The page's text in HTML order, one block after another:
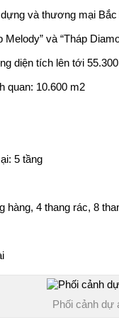
và thương mại Bắc
và “Tháp
diện tích lên tới
quan: 10.600 m2
5 tầng
hàng, 4 thang rác, 8
Phối cảnh dự